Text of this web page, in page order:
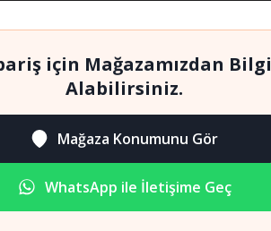
için Mağazamızdan Bilgi
Alabilirsiniz.
Mağaza Konumunu Gör
WhatsApp ile İletişime Geç